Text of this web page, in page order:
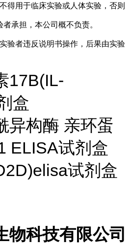
得用于临床实验或人 体实验，否则
承担，本公司概不负责。
验者违反说明书操作，后果由实验
17B(IL-
盒
异构酶 亲环蛋
ELISA试剂盒
试剂盒
物科技有限公司